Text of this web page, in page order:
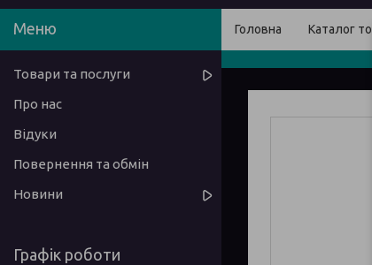
Головна Каталог
Товари та послуги
Про нас
Відуки
Повернення та обмін
Новини
Графік роботи